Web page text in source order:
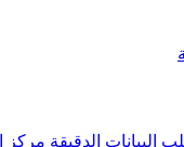
البيانات الدقيقة مركز